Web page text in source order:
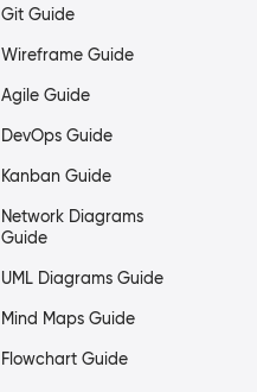
Git Guide
Wireframe Guide
Agile Guide
DevOps Guide
Kanban Guide
Network Diagrams
Guide
UML Diagrams Guide
Mind Maps Guide
Flowchart Guide